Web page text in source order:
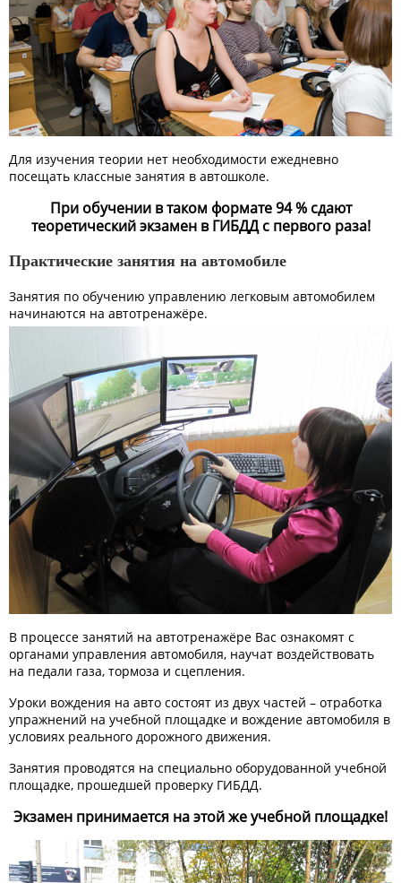
Для изучения теории нет необходимости ежедневно
посещать классные занятия в автошколе.
При обучении в таком формате 94 % сдают
теоретический экзамен в ГИБДД с первого раза!
Практические занятия на автомобиле
Занятия по обучению управлению легковым автомобилем
начинаются на автотренажёре.
В процессе занятий на автотренажёре Вас ознакомят с
органами управления автомобиля, научат воздействовать
на педали газа, тормоза и сцепления.
Уроки вождения на авто состоят из двух частей – отработка
упражнений на учебной площадке и вождение автомобиля в
условиях реального дорожного движения.
Занятия проводятся на специально оборудованной учебной
площадке, прошедшей проверку ГИБДД.
Экзамен принимается на этой же учебной площадке!